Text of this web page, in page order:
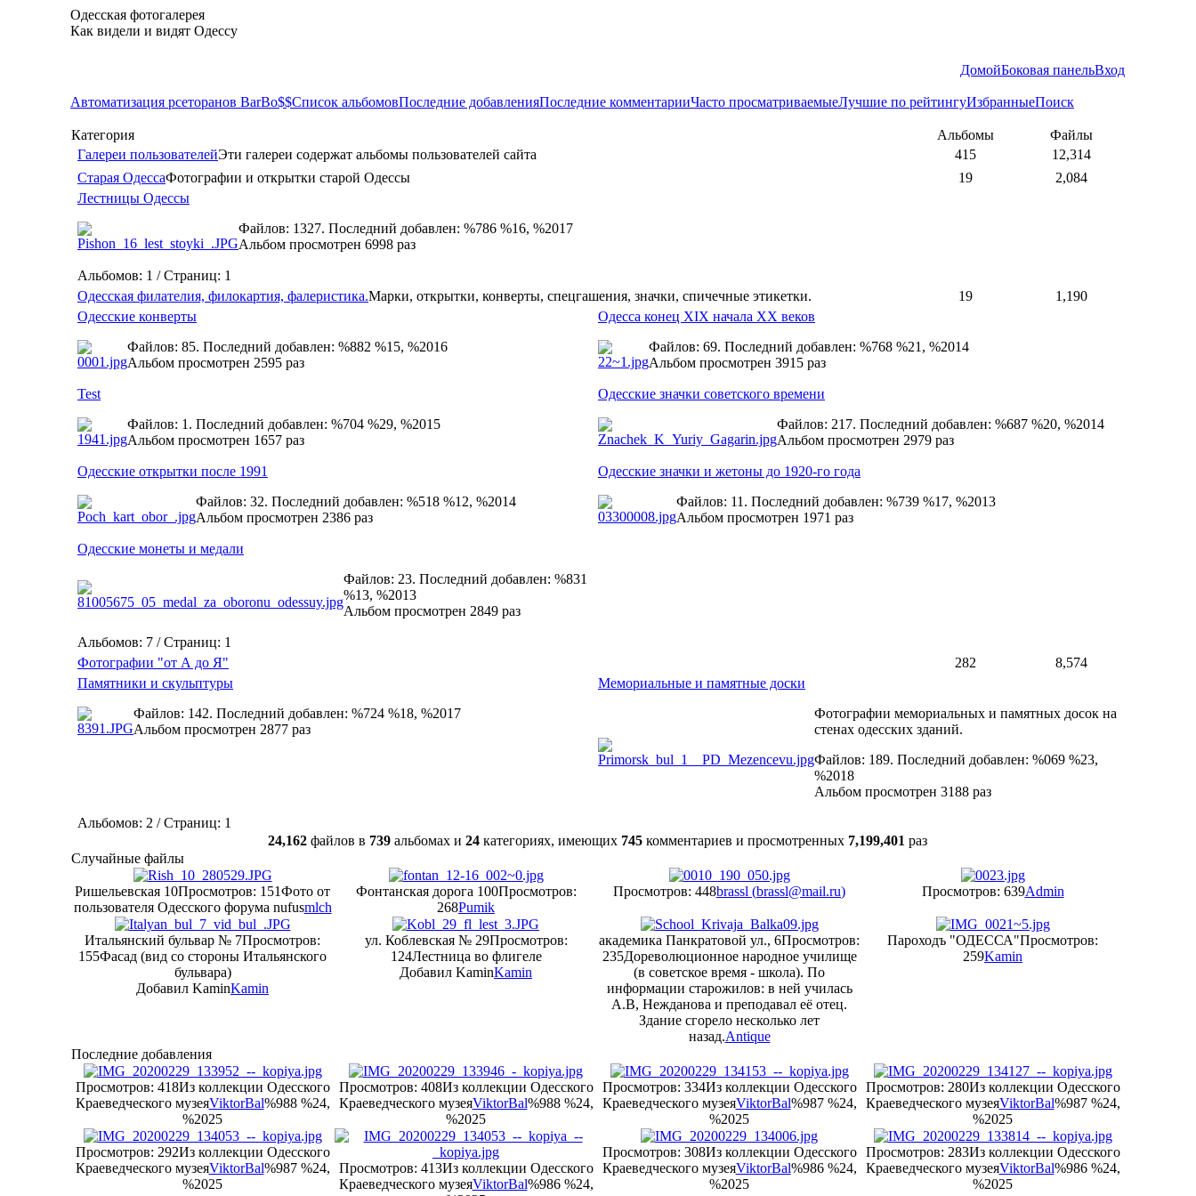
Одесская фотогалерея
Как видели и видят Одессу
ДомойБоковая панельВход
Автоматизация рсеторанов BarBo$$Список альбомовПоследние добавленияПоследние комментарииЧасто просматриваемыеЛучшие по рейтингуИзбранныеПоиск
Категория Альбомы
Файлы
Галереи пользователейЭти галереи содержат альбомы пользователей сайта 415
12,314
Старая ОдессаФотографии и открытки старой Одессы 19
2,084
Лестницы Одессы
Файлов: 1327. Последний добавлен: %786 %16, %2017
Альбом просмотрен 6998 раз
Альбомов: 1 / Страниц: 1
Одесская филателия, филокартия, фалеристика.Марки, открытки, конверты, спецгашения, значки, спичечные этикетки. 19
1,190
Одесские конверты
Файлов: 85. Последний добавлен: %882 %15, %2016
Альбом просмотрен 2595 раз
Одесса конец XIX начала ХХ веков
Файлов: 69. Последний добавлен: %768 %21, %2014
Альбом просмотрен 3915 раз
Test
Файлов: 1. Последний добавлен: %704 %29, %2015
Альбом просмотрен 1657 раз
Одесские значки советского времени
Файлов: 217. Последний добавлен: %687 %20, %2014
Альбом просмотрен 2979 раз
Одесские открытки после 1991
Файлов: 32. Последний добавлен: %518 %12, %2014
Альбом просмотрен 2386 раз
Одесские значки и жетоны до 1920-го года
Файлов: 11. Последний добавлен: %739 %17, %2013
Альбом просмотрен 1971 раз
Одесские монеты и медали
Файлов: 23. Последний добавлен: %831
%13, %2013
Альбом просмотрен 2849 раз
Альбомов: 7 / Страниц: 1
Фотографии "от А до Я"
282
8,574
Памятники и скульптуры
Файлов: 142. Последний добавлен: %724 %18, %2017
Альбом просмотрен 2877 раз
Мемориальные и памятные доски
Фотографии мемориальных и памятных досок на
стенах одесских зданий.
Файлов: 189. Последний добавлен: %069 %23,
%2018
Альбом просмотрен 3188 раз
Альбомов: 2 / Страниц: 1
24,162 файлов в 739 альбомах и 24 категориях, имеющих 745 комментариев и просмотренных 7,199,401 раз
Случайные файлы
Ришельевская 10Просмотров: 151Фото от
пользователя Одесского форума nufusmlch
Фонтанская дорога 100Просмотров:
268Pumik
Просмотров: 448brassl (brassl@mail.ru) Просмотров: 639Admin
Итальянский бульвар № 7Просмотров:
155Фасад (вид со стороны Итальянского
бульвара)
Добавил KaminKamin
ул. Коблевская № 29Просмотров:
124Лестница во флигеле
Добавил KaminKamin
академика Панкратовой ул., 6Просмотров:
235Дореволюционное народное училище
(в советское время - школа). По
информации старожилов: в ней училась
А.В, Нежданова и преподавал её отец.
Здание сгорело несколько лет
назад.Antique
Пароходъ "ОДЕССА"Просмотров:
259Kamin
Последние добавления
Просмотров: 418Из коллекции Одесского
Краеведческого музеяViktorBal%988 %24,
%2025
Просмотров: 408Из коллекции Одесского
Краеведческого музеяViktorBal%988 %24,
%2025
Просмотров: 334Из коллекции Одесского
Краеведческого музеяViktorBal%987 %24,
%2025
Просмотров: 280Из коллекции Одесского
Краеведческого музеяViktorBal%987 %24,
%2025
Просмотров: 292Из коллекции Одесского
Краеведческого музеяViktorBal%987 %24,
%2025
Просмотров: 413Из коллекции Одесского
Краеведческого музеяViktorBal%986 %24,
Просмотров: 308Из коллекции Одесского
Краеведческого музеяViktorBal%986 %24,
%2025
Просмотров: 283Из коллекции Одесского
Краеведческого музеяViktorBal%986 %24,
%2025